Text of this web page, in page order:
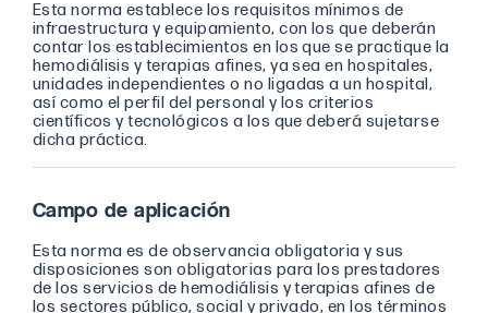
Esta norma establece los requisitos mínimos de
infraestructura y equipamiento, con los que deberán
contar los establecimientos en los que se practique la
hemodiálisis y terapias afines, ya sea en hospitales,
unidades independientes o no ligadas a un hospital,
así como el perfil del personal y los criterios
científicos y tecnológicos a los que deberá sujetarse
dicha práctica.
Campo de aplicación
Esta norma es de observancia obligatoria y sus
disposiciones son obligatorias para los prestadores
de los servicios de hemodiálisis y terapias afines de
los sectores público, social y privado, en los términos